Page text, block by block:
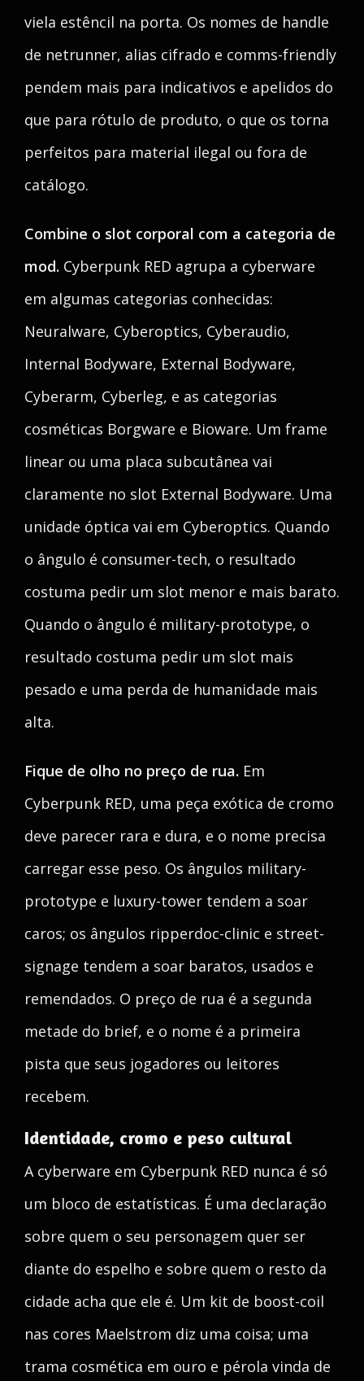
viela estêncil na porta. Os nomes de handle
de netrunner, alias cifrado e comms-friendly
pendem mais para indicativos e apelidos do
que para rótulo de produto, o que os torna
perfeitos para material ilegal ou fora de
catálogo.
Combine o slot corporal com a categoria de
mod. Cyberpunk RED agrupa a cyberware
em algumas categorias conhecidas:
Neuralware, Cyberoptics, Cyberaudio,
Internal Bodyware, External Bodyware,
Cyberarm, Cyberleg, e as categorias
cosméticas Borgware e Bioware. Um frame
linear ou uma placa subcutânea vai
claramente no slot External Bodyware. Uma
unidade óptica vai em Cyberoptics. Quando
o ângulo é consumer-tech, o resultado
costuma pedir um slot menor e mais barato.
Quando o ângulo é military-prototype, o
resultado costuma pedir um slot mais
pesado e uma perda de humanidade mais
alta.
Fique de olho no preço de rua. Em
Cyberpunk RED, uma peça exótica de cromo
deve parecer rara e dura, e o nome precisa
carregar esse peso. Os ângulos military-
prototype e luxury-tower tendem a soar
caros; os ângulos ripperdoc-clinic e street-
signage tendem a soar baratos, usados e
remendados. O preço de rua é a segunda
metade do brief, e o nome é a primeira
pista que seus jogadores ou leitores
recebem.
Identidade, cromo e peso cultural
A cyberware em Cyberpunk RED nunca é só
um bloco de estatísticas. É uma declaração
sobre quem o seu personagem quer ser
diante do espelho e sobre quem o resto da
cidade acha que ele é. Um kit de boost-coil
nas cores Maelstrom diz uma coisa; uma
trama cosmética em ouro e pérola vinda de